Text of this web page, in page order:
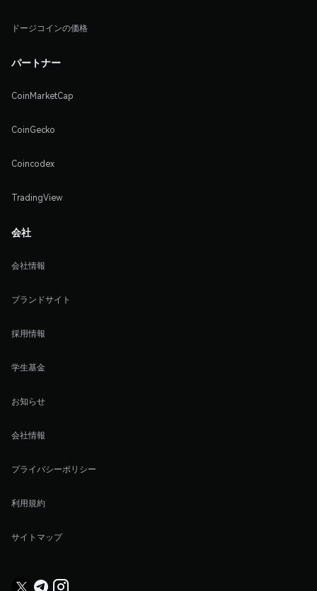
ドージコインの価格
パートナー
CoinMarketCap
CoinGecko
Coincodex
TradingView
会社
会社情報
ブランドサイト
採用情報
学生基金
お知らせ
会社情報
プライバシーポリシー
利用規約
サイトマップ